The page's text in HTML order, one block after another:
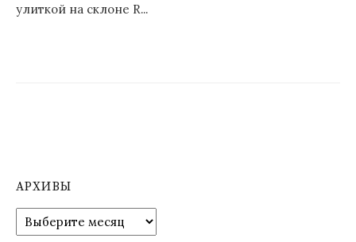
улиткой на склоне R...
АРХИВЫ
р